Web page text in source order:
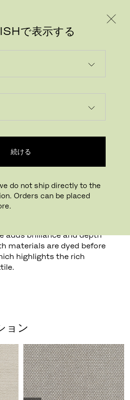
で表示する
続ける
do not ship directly to the
Orders can be placed
of woollen textiles.
textile was
Hallingdal 65.
of wool and viscose,
adds brilliance and depth
materials are dyed before
highlights the rich
ョン